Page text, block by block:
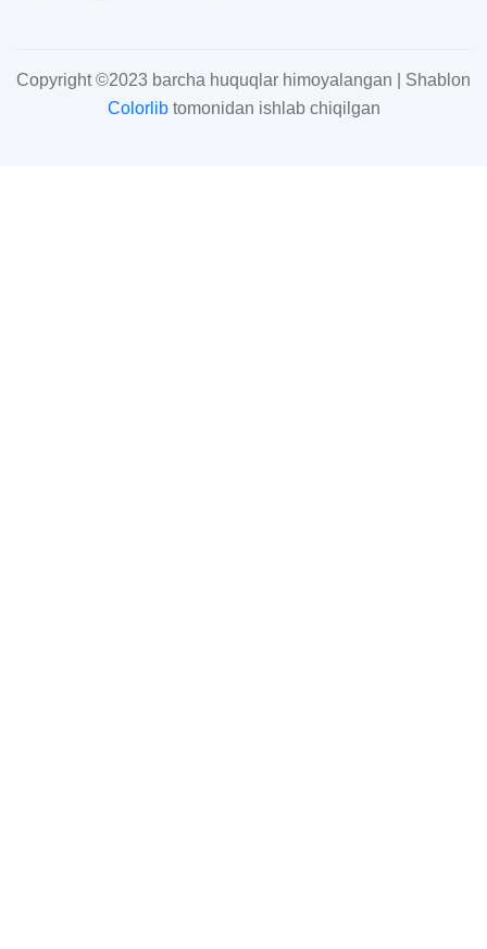
Copyright ©2023 barcha huquqlar himoyalangan | Shablon
Colorlibtomonidan ishlab chiqilgan